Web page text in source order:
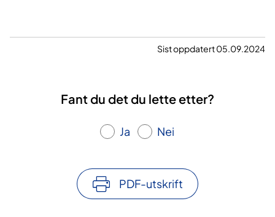
Sist oppdatert 05.09.2024
Fant du det du lette etter?
Ja Nei
PDF-utskrift